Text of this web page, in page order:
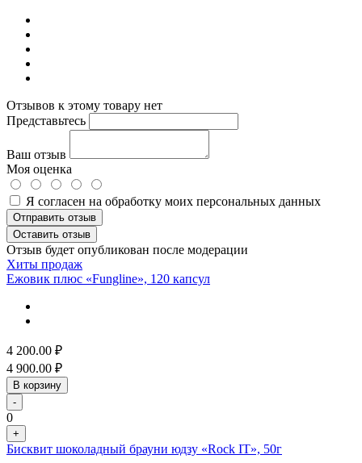
Отзывов к этому товару нет
Представьтесь
Ваш отзыв
Моя оценка
Я согласен на обработку моих персональных данных
Отправить отзыв
Оставить отзыв
Отзыв будет опубликован после модерации
Хиты продаж
Ежовик плюс «Fungline», 120 капсул
4 200.00 ₽
4 900.00 ₽
В корзину
-
0
+
Бисквит шоколадный брауни юдзу «Rock IT», 50г